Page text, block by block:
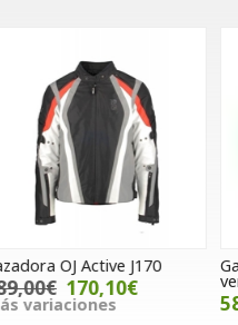
Oakley O'Frame 2.0